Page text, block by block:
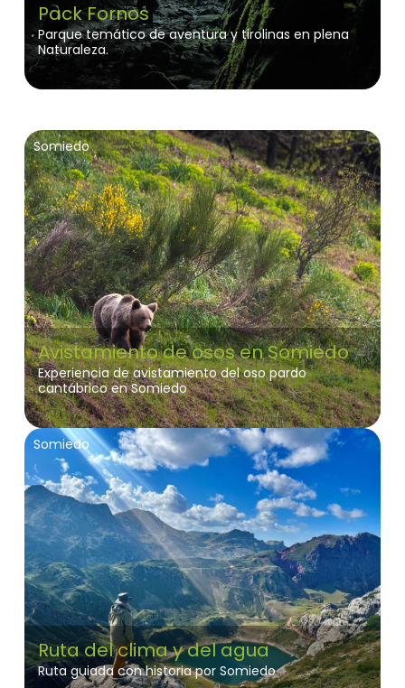
Pack Fornos
Parque temático de aventura y tirolinas en plena
Naturaleza.
Somiedo
Avistamiento de osos en Somiedo
Experiencia de avistamiento del oso pardo
cantábrico en Somiedo
Somiedo
Ruta del clima y del agua
Ruta guiada con historia por Somiedo